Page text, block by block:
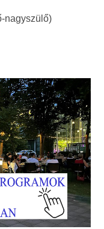
nagyszülő)